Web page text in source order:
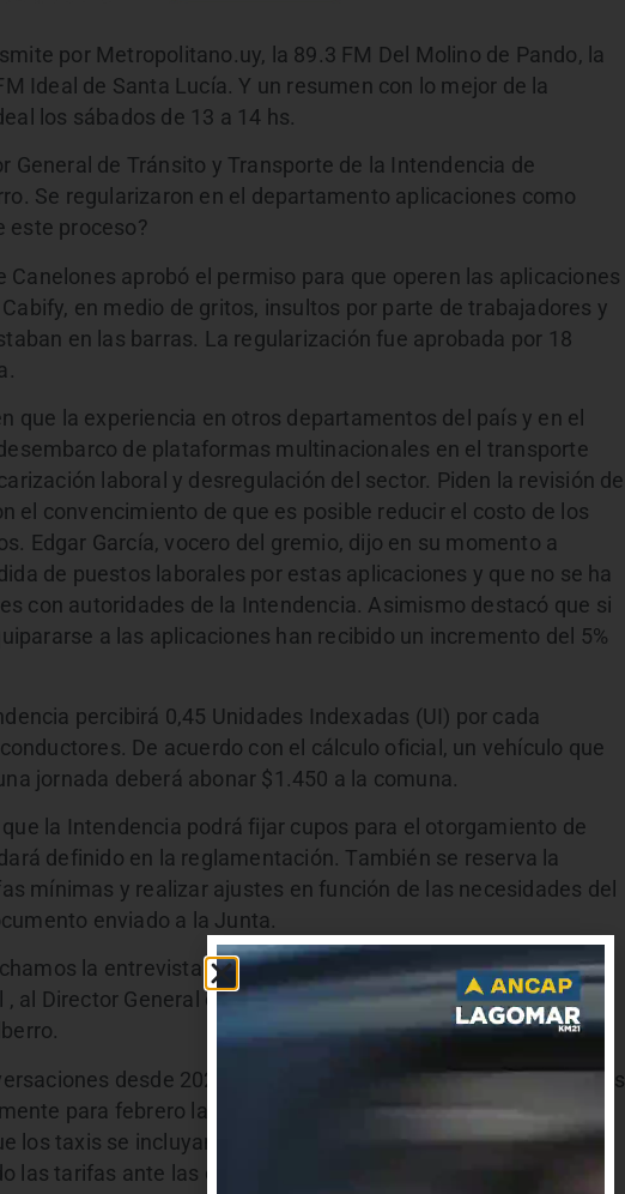
por Metropolitano.uy, la 89.3 FM Del Molino de Pando, la
Ideal de Santa Lucía. Y un resumen con lo mejor de la
los sábados de 13 a 14 hs.
General de Tránsito y Transporte de la Intendencia de
Se regularizaron en el departamento aplicaciones como
este proceso?
Canelones aprobó el permiso para que operen las aplicaciones
en medio de gritos, insultos por parte de trabajadores y
en las barras. La regularización fue aprobada por 18
que la experiencia en otros departamentos del país y en el
de plataformas multinacionales en el transporte
laboral y desregulación del sector. Piden la revisión de
el convencimiento de que es posible reducir el costo de los
Edgar García, vocero del gremio, dijo en su momento a
de puestos laborales por estas aplicaciones y que no se ha
con autoridades de la Intendencia. Asimismo destacó que si
a las aplicaciones han recibido un incremento del 5%
percibirá 0,45 Unidades Indexadas (UI) por cada
De acuerdo con el cálculo oficial, un vehículo que
jornada deberá abonar $1.450 a la comuna.
la Intendencia podrá fijar cupos para el otorgamiento de
definido en la reglamentación. También se reserva la
mínimas y realizar ajustes en función de las necesidades del
enviado a la Junta.
la entrevista que le realizo el periodista, Nicolás
al Director General de Tránsito y Transporte de la Intendencia
desde 2024, también con permisarios y trabajadores
para febrero la normativa ya esté regularizada. Apuntó
los taxis se incluyan en las aplicaciones de transporte.
las tarifas ante las diferencias existentes. Paralelamente la